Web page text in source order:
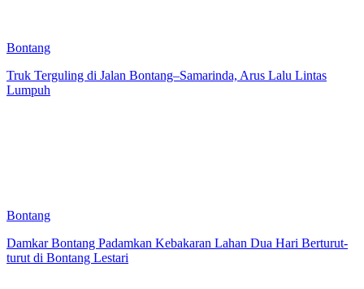
Bontang
Truk Terguling di Jalan Bontang–Samarinda, Arus Lalu Lintas
Lumpuh
Bontang
Damkar Bontang Padamkan Kebakaran Lahan Dua Hari Berturut-
turut di Bontang Lestari